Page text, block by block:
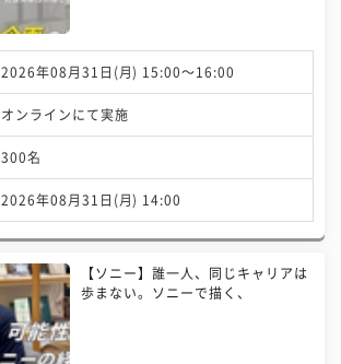
2026年08月31日(月) 15:00〜16:00
オンラインにて実施
300名
2026年08月31日(月) 14:00
【ソニー】誰一人、同じキャリアは
歩まない。ソニーで描く、